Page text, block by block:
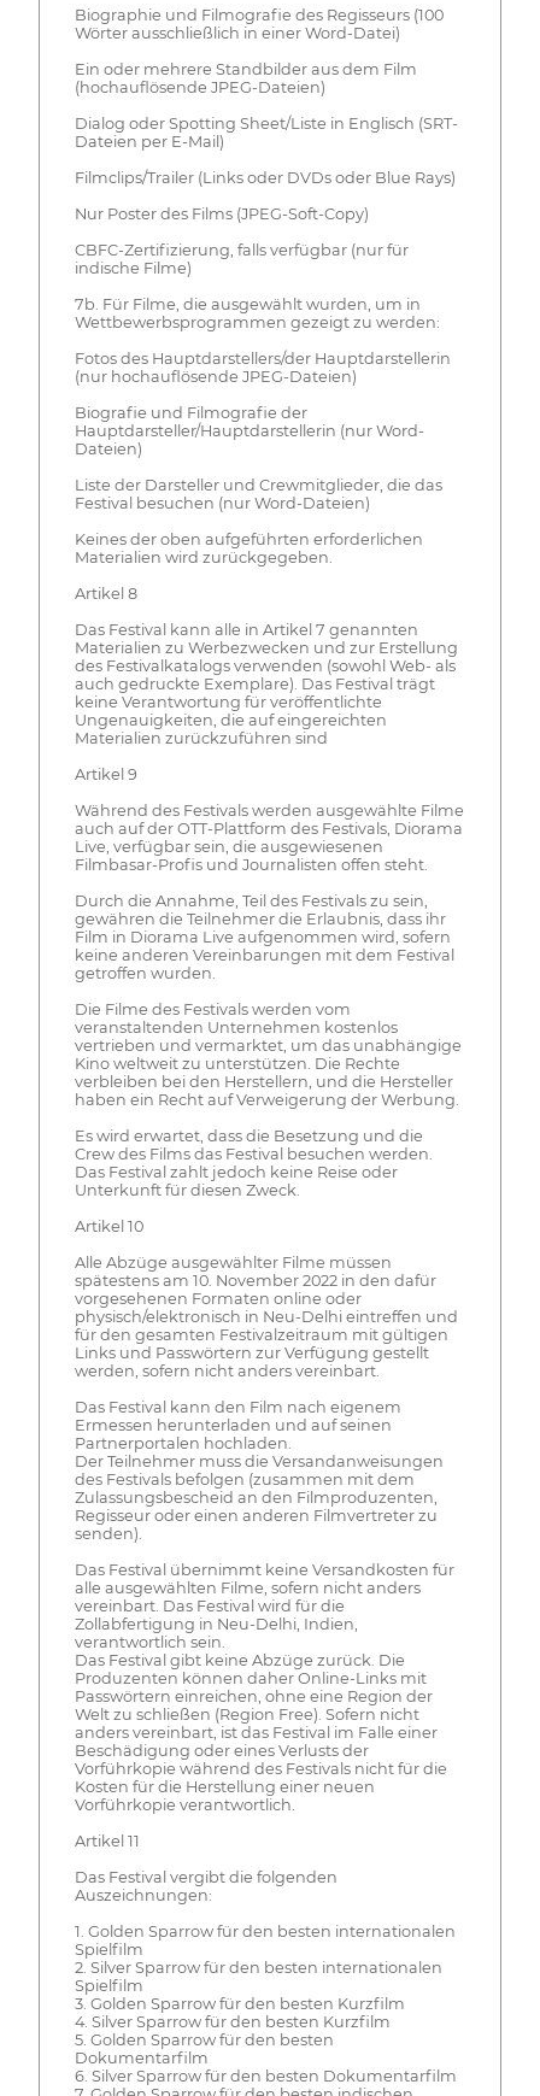
Biographie und Filmografie des Regisseurs (100
Wörter ausschließlich in einer Word-Datei)
Ein oder mehrere Standbilder aus dem Film
(hochauflösende JPEG-Dateien)
Dialog oder Spotting Sheet/Liste in Englisch (SRT-
Dateien per E-Mail)
Filmclips/Trailer (Links oder DVDs oder Blue Rays)
Nur Poster des Films (JPEG-Soft-Copy)
CBFC-Zertifizierung, falls verfügbar (nur für
indische Filme)
7b. Für Filme, die ausgewählt wurden, um in
Wettbewerbsprogrammen gezeigt zu werden:
Fotos des Hauptdarstellers/der Hauptdarstellerin
(nur hochauflösende JPEG-Dateien)
Biografie und Filmografie der
Hauptdarsteller/Hauptdarstellerin (nur Word-
Dateien)
Liste der Darsteller und Crewmitglieder, die das
Festival besuchen (nur Word-Dateien)
Keines der oben aufgeführten erforderlichen
Materialien wird zurückgegeben.
Artikel 8
Das Festival kann alle in Artikel 7 genannten
Materialien zu Werbezwecken und zur Erstellung
des Festivalkatalogs verwenden (sowohl Web- als
auch gedruckte Exemplare). Das Festival trägt
keine Verantwortung für veröffentlichte
Ungenauigkeiten, die auf eingereichten
Materialien zurückzuführen sind
Artikel 9
Während des Festivals werden ausgewählte Filme
auch auf der OTT-Plattform des Festivals, Diorama
Live, verfügbar sein, die ausgewiesenen
Filmbasar-Profis und Journalisten offen steht.
Durch die Annahme, Teil des Festivals zu sein,
gewähren die Teilnehmer die Erlaubnis, dass ihr
Film in Diorama Live aufgenommen wird, sofern
keine anderen Vereinbarungen mit dem Festival
getroffen wurden.
Die Filme des Festivals werden vom
veranstaltenden Unternehmen kostenlos
vertrieben und vermarktet, um das unabhängige
Kino weltweit zu unterstützen. Die Rechte
verbleiben bei den Herstellern, und die Hersteller
haben ein Recht auf Verweigerung der Werbung.
Es wird erwartet, dass die Besetzung und die
Crew des Films das Festival besuchen werden.
Das Festival zahlt jedoch keine Reise oder
Unterkunft für diesen Zweck.
Artikel 10
Alle Abzüge ausgewählter Filme müssen
spätestens am 10. November 2022 in den dafür
vorgesehenen Formaten online oder
physisch/elektronisch in Neu-Delhi eintreffen und
für den gesamten Festivalzeitraum mit gültigen
Links und Passwörtern zur Verfügung gestellt
werden, sofern nicht anders vereinbart.
Das Festival kann den Film nach eigenem
Ermessen herunterladen und auf seinen
Partnerportalen hochladen.
Der Teilnehmer muss die Versandanweisungen
des Festivals befolgen (zusammen mit dem
Zulassungsbescheid an den Filmproduzenten,
Regisseur oder einen anderen Filmvertreter zu
senden).
Das Festival übernimmt keine Versandkosten für
alle ausgewählten Filme, sofern nicht anders
vereinbart. Das Festival wird für die
Zollabfertigung in Neu-Delhi, Indien,
verantwortlich sein.
Das Festival gibt keine Abzüge zurück. Die
Produzenten können daher Online-Links mit
Passwörtern einreichen, ohne eine Region der
Welt zu schließen (Region Free). Sofern nicht
anders vereinbart, ist das Festival im Falle einer
Beschädigung oder eines Verlusts der
Vorführkopie während des Festivals nicht für die
Kosten für die Herstellung einer neuen
Vorführkopie verantwortlich.
Artikel 11
Das Festival vergibt die folgenden
Auszeichnungen:
1. Golden Sparrow für den besten internationalen
Spielfilm
2. Silver Sparrow für den besten internationalen
Spielfilm
3. Golden Sparrow für den besten Kurzfilm
4. Silver Sparrow für den besten Kurzfilm
5. Golden Sparrow für den besten
Dokumentarfilm
6. Silver Sparrow für den besten Dokumentarfilm